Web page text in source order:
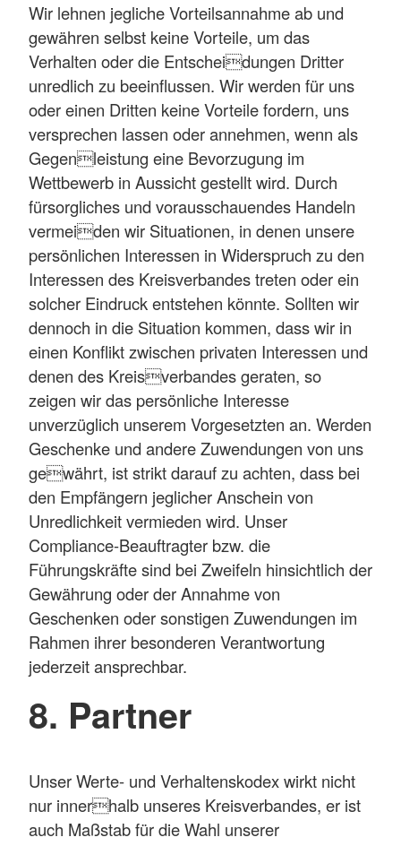
Wir lehnen jegliche Vorteilsannahme ab und
gewähren selbst keine Vorteile, um das
Verhalten oder die Entscheidungen Dritter
unredlich zu beeinflussen. Wir werden für uns
oder einen Dritten keine Vorteile fordern, uns
versprechen lassen oder annehmen, wenn als
Gegenleistung eine Bevorzugung im
Wettbewerb in Aussicht gestellt wird. Durch
fürsorgliches und vorausschauendes Handeln
vermeiden wir Situationen, in denen unsere
persönlichen Interessen in Widerspruch zu den
Interessen des Kreisverbandes treten oder ein
solcher Eindruck entstehen könnte. Sollten wir
dennoch in die Situation kommen, dass wir in
einen Konflikt zwischen privaten Interessen und
denen des Kreisverbandes geraten, so
zeigen wir das persönliche Interesse
unverzüglich unserem Vorgesetzten an. Werden
Geschenke und andere Zuwendungen von uns
gewährt, ist strikt darauf zu achten, dass bei
den Empfängern jeglicher Anschein von
Unredlichkeit vermieden wird. Unser
Compliance-Beauftragter bzw. die
Führungskräfte sind bei Zweifeln hinsichtlich der
Gewährung oder der Annahme von
Geschenken oder sonstigen Zuwendungen im
Rahmen ihrer besonderen Verantwortung
jederzeit ansprechbar.
8. Partner
Unser Werte- und Verhaltenskodex wirkt nicht
nur innerhalb unseres Kreisverbandes, er ist
auch Maßstab für die Wahl unserer